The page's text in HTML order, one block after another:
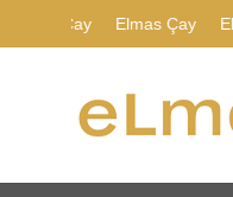
Elmas Çay Elmas